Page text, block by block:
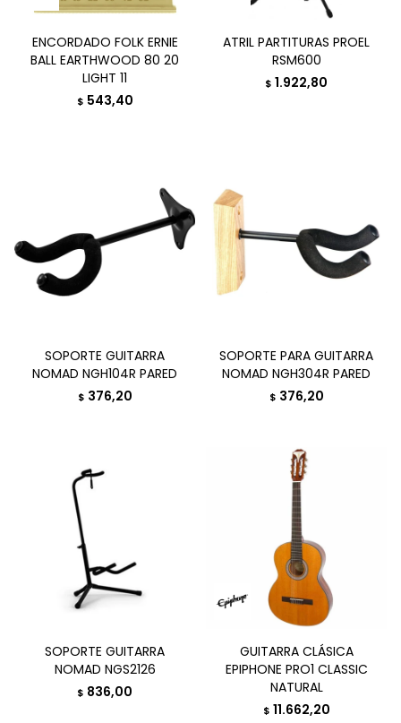
ENCORDADO FOLK ERNIE
BALL EARTHWOOD 80 20
LIGHT 11
$ 543,40
ATRIL PARTITURAS PROEL
RSM600
$ 1.922,80
SOPORTE GUITARRA
NOMAD NGH104R PARED
$ 376,20
SOPORTE PARA GUITARRA
NOMAD NGH304R PARED
$ 376,20
SOPORTE GUITARRA
NOMAD NGS2126
$ 836,00
GUITARRA CLÁSICA
EPIPHONE PRO1 CLASSIC
NATURAL
$ 11.662,20